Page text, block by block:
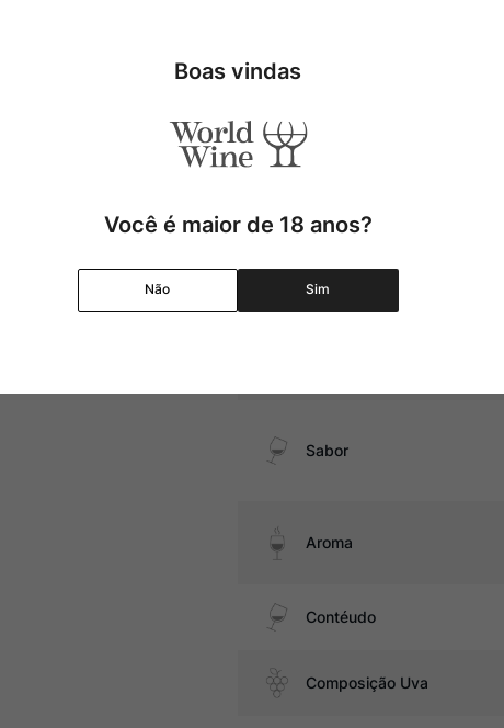
Graduação Alcóolica
Sabor
Aroma
Contéudo
Composição Uva
Boas vindas
Você é maior de 18 anos?
Não Sim